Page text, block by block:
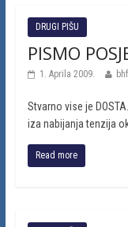
DRUGI PIŠU
PISMO
1. Aprila 2009.
Stvarno vise je
iza nabijanja tenzija
Read more